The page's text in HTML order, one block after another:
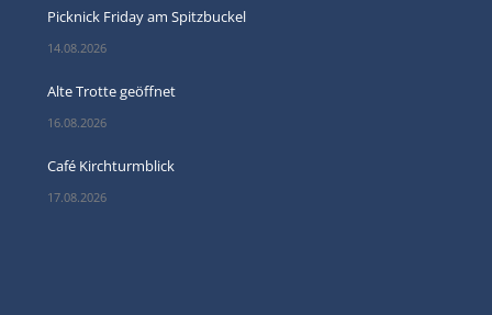
Picknick Friday am Spitzbuckel
14.08.2026
Alte Trotte geöffnet
16.08.2026
Café Kirchturmblick
17.08.2026